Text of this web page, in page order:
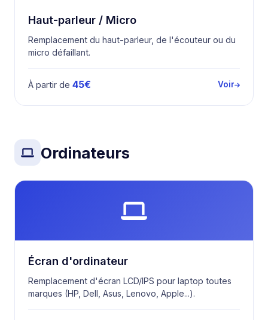
Haut-parleur / Micro
Remplacement du haut-parleur, de l'écouteur ou du
micro défaillant.
À partir de 45€ Voir
Ordinateurs
Écran d'ordinateur
Remplacement d'écran LCD/IPS pour laptop toutes
marques (HP, Dell, Asus, Lenovo, Apple...).